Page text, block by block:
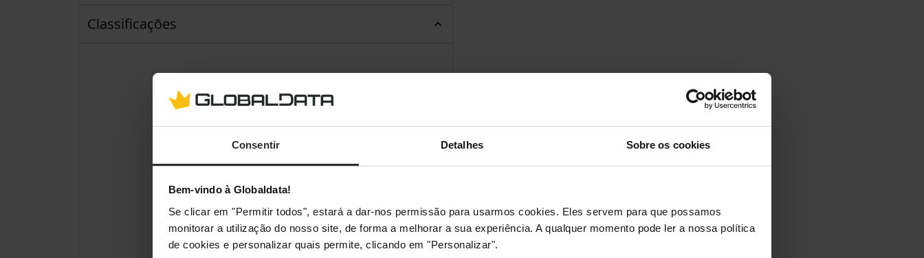
Consentir Detalhes Sobre os cookies
Bem-vindo à Globaldata!
Se clicar em "Permitir todos", estará a dar-nos permissão para usarmos cookies. Eles servem para que possamos
monitorar a utilização do nosso site, de forma a melhorar a sua experiência. A qualquer momento pode ler a nossa política
de cookies e personalizar quais permite, clicando em "Personalizar".
Classificações